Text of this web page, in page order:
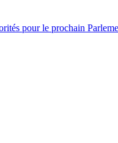
pour le prochain